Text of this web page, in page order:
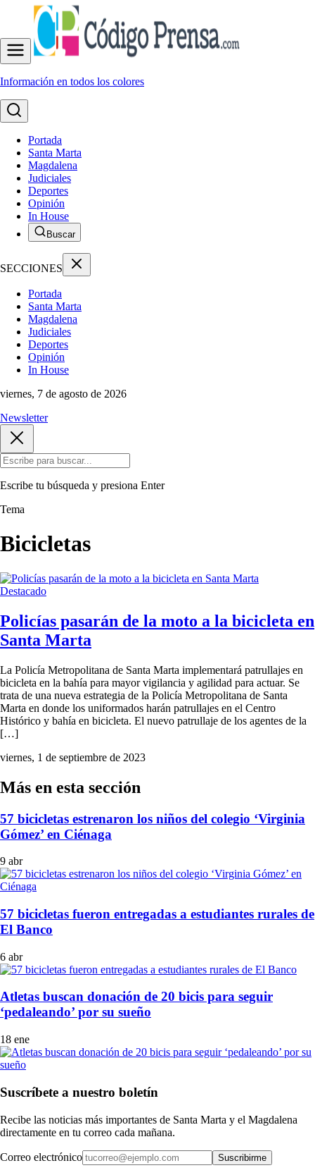
Información en todos los colores
Portada
Santa Marta
Magdalena
Judiciales
Deportes
Opinión
In House
Buscar
SECCIONES
Portada
Santa Marta
Magdalena
Judiciales
Deportes
Opinión
In House
viernes, 7 de agosto de 2026
Newsletter
Escribe tu búsqueda y presiona Enter
Tema
Bicicletas
Destacado
Policías pasarán de la moto a la bicicleta en
Santa Marta
La Policía Metropolitana de Santa Marta implementará patrullajes en
bicicleta en la bahía para mayor vigilancia y agilidad para actuar. Se
trata de una nueva estrategia de la Policía Metropolitana de Santa
Marta en donde los uniformados harán patrullajes en el Centro
Histórico y bahía en bicicleta. El nuevo patrullaje de los agentes de la
[…]
viernes, 1 de septiembre de 2023
Más en esta sección
57 bicicletas estrenaron los niños del colegio ‘Virginia
Gómez’ en Ciénaga
9 abr
57 bicicletas fueron entregadas a estudiantes rurales de
El Banco
6 abr
Atletas buscan donación de 20 bicis para seguir
‘pedaleando’ por su sueño
18 ene
Suscríbete a nuestro boletín
Recibe las noticias más importantes de Santa Marta y el Magdalena
directamente en tu correo cada mañana.
Correo electrónico Suscribirme